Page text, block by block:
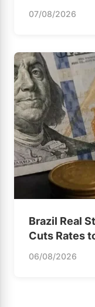
07/08/2026
Brazil Real
Cuts Rates
06/08/2026